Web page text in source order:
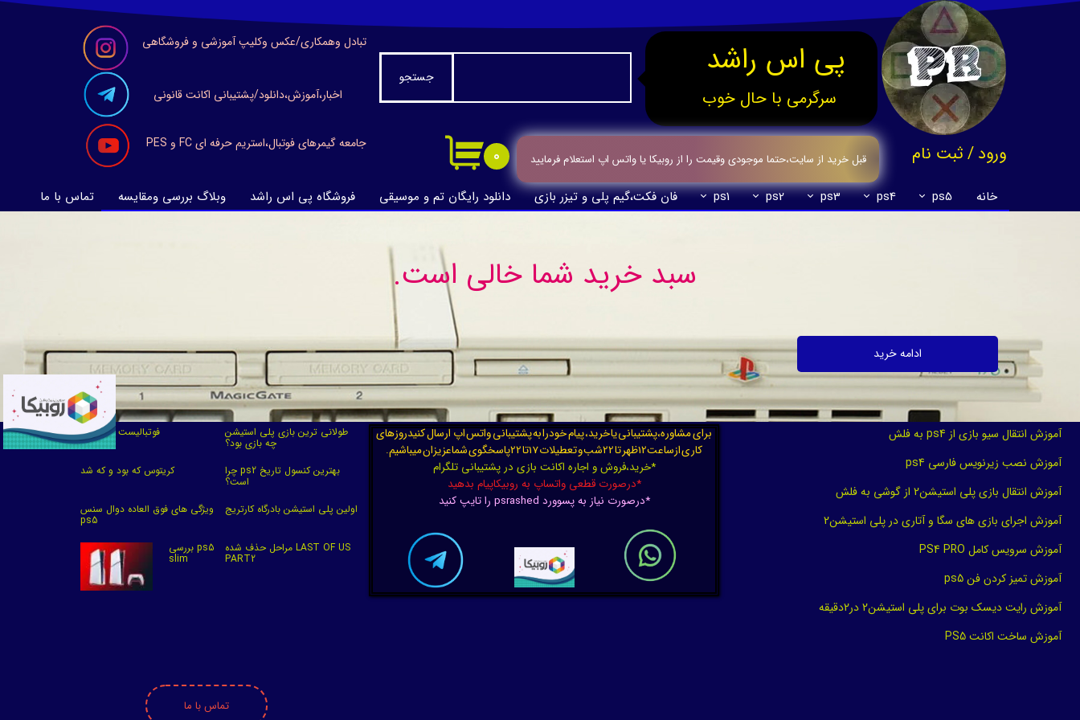
خانه ps5
ps4
ps3
ps2
ps1 فان فکت،گیم پلی و تیزر بازی دانلود رایگان تم و موسیقی فروشگاه پی اس راشد وبلاگ بررسی ومقایسه تماس با ما
جامعه گیمرهای فوتبال،استریم حرفه ای FC و PES
تبادل وهمکاری/عکس وکلیپ آموزشی و فروشگاهی
اخبار،آموزش،دانلود/پشتیبانی اکانت قانونی
ورود/ ثبت نام
حساب کاربری من
جستجو پی اس راشد
سرگرمی با حال خوب
۰ قبل خرید از سایت،حتما موجودی وقیمت را از روبیکا یا واتس اپ استعلام فرمایید
سبد خرید شما خالی است.
ادامه خرید
تماس با ما
آموزش انتقال سیو بازی از ps4 به فلش
آموزش نصب زیرنویس فارسی ps4
آموزش انتقال بازی پلی استیشن2 از گوشی به فلش
آموزش اجرای بازی های سگا و آتاری در پلی استیشن2
آموزش سرویس کامل PS4 PRO
آموزش تمیز کردن فن ps5
آموزش رایت دیسک بوت برای پلی استیشن2 در2دقیقه
آموزش ساخت اکانت PS5
برای مشاوره،پشتیبانی یا خرید، پیام خودرا به پشتیبانی واتس اپ ارسال کنیدروزهای
کاری ازساعت12ظهر تا 22شب و تعطیلات 17تا 22پاسخگوی شماعزیزان میباشیم.
*خرید،فروش و اجاره اکانت بازی در پشتیبانی تلگرام
*درصورت قطعی واتساپ به روبیکاپیام بدهید
*درصورت نیاز به پسوورد psrashed را تایپ کنید
فوتبالیست های گیمر طولانی ترین بازی پلی استیشن
چه بازی بود؟
کریتوس که بود و که شد
چرا ps2 بهترین کنسول تاریخ
است؟
ویژگی های فوق العاده دوال سنس
ps5
اولین پلی استیشن بادرگاه کارتریج
بررسی ps5
slim
مراحل حذف شده LAST OF US
PART2